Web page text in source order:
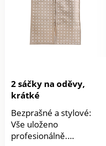
Gainsborough.
2 sáčky na oděvy,
krátké
Bezprašné a stylové:
Vše uloženo
profesionálně.